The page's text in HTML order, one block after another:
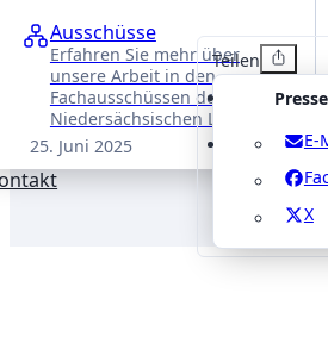
Ausschüsse
Erfahren Sie mehr über
unsere Arbeit in den
Fachausschüssen des
Niedersächsischen Landtages.
25. Juni 2025
Teilen
E-
X